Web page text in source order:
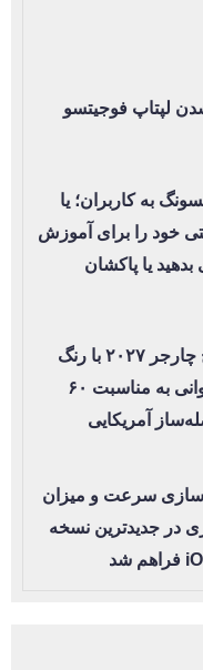
لپتاپ فوجیتسو
به کاربران؛ یا
خود را برای آموزش
یا پاکشان
رونمایی از دوج چارجر ۲۰۲۷ با رنگ
نوستالژیک ارغوانی به مناسبت ۶۰
آمریکایی
سرعت و میزان
در جدیدترین نسخه